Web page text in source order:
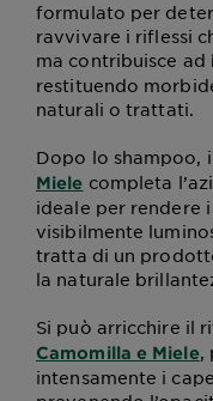
formulato per
ravvivare i riflessi
ma contribuisce ad
restituendo
naturali o trattati.
Dopo lo shampoo,
Miele completa
ideale per rendere
visibilmente
tratta di un
la naturale
Si può arricchire il
Camomilla e Miele,
intensamente i